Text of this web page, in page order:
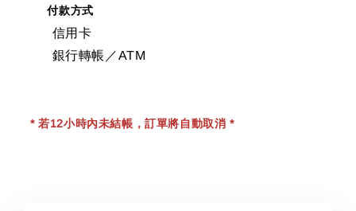
付款方式
信用卡
銀行轉帳／ATM
* 若12小時內未結帳，訂單將自動取消 *